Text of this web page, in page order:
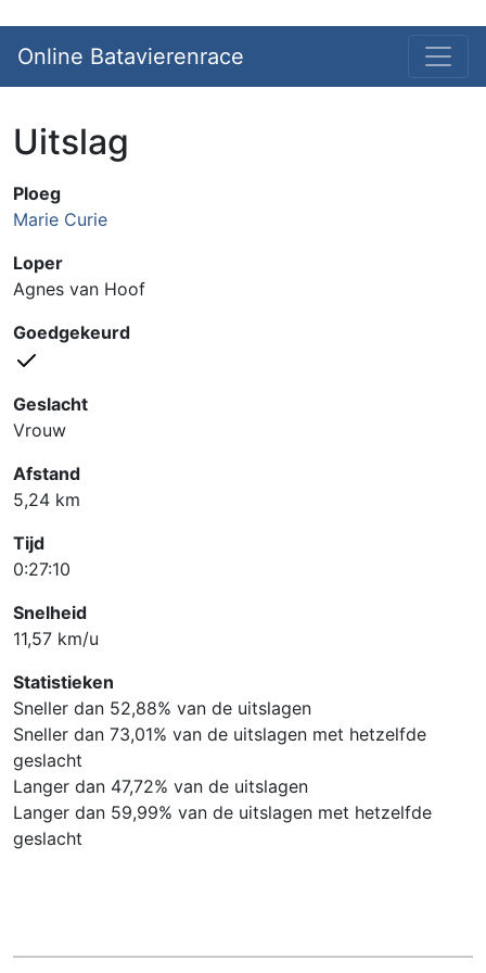
Online Batavierenrace
Uitslag
Ploeg
Marie Curie
Loper
Agnes van Hoof
Goedgekeurd
Geslacht
Vrouw
Afstand
5,24 km
Tijd
0:27:10
Snelheid
11,57 km/u
Statistieken
Sneller dan 52,88% van de uitslagen
Sneller dan 73,01% van de uitslagen met hetzelfde
geslacht
Langer dan 47,72% van de uitslagen
Langer dan 59,99% van de uitslagen met hetzelfde
geslacht